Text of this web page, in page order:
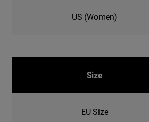
US (Women)
Size
EU Size